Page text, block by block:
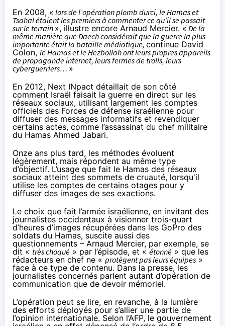
En 2008, « lors de l’opération plomb durci, le Hamas et
Tsahal étaient les premiers à commenter ce qu’il se passait
sur le terrain », illustre encore Arnaud Mercier. « De la
même manière que Daech considérait que la guerre la plus
importante était la bataille médiatique, continue David
Colon, le Hamas et le Hezbollah ont leurs propres appareils
de propagande internet, leurs fermes de trolls, leurs
cyberguerriers… »
En 2012, Next INpact détaillait de son côté
comment Israël faisait la guerre en direct sur les
réseaux sociaux, utilisant largement les comptes
officiels des Forces de défense israélienne pour
diffuser des messages informatifs et revendiquer
certains actes, comme l’assassinat du chef militaire
du Hamas Ahmed Jabari.
Onze ans plus tard, les méthodes évoluent
légèrement, mais répondent au même type
d’objectif. L’usage que fait le Hamas des réseaux
sociaux atteint des sommets de cruauté, lorsqu'il
utilise les comptes de certains otages pour y
diffuser des images de ses exactions.
Le choix que fait l’armée israélienne, en invitant des
journalistes occidentaux à visionner trois-quart
d’heures d’images récupérées dans les GoPro des
soldats du Hamas, suscite aussi des
questionnements – Arnaud Mercier, par exemple, se
dit « très choqué » par l’épisode, et « étonné » que les
rédacteurs en chef ne «protègent pas leurs équipes »
face à ce type de contenu. Dans la presse, les
journalistes concernés parlent autant d’opération de
communication que dedevoir mémoriel.
L’opération peut se lire, en revanche, à la lumière
des efforts déployés pour s’allier une partie de
l’opinion internationale. Selon l’AFP, le gouvernement